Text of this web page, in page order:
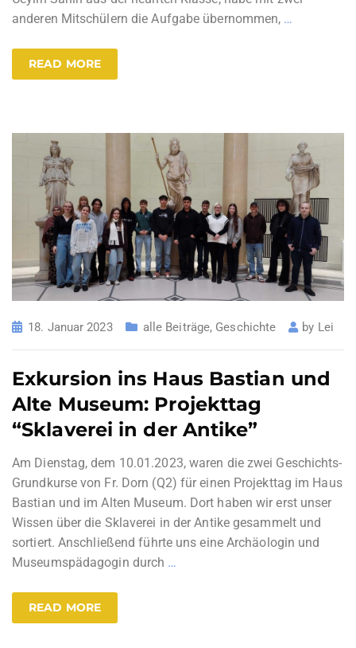
anderen Mitschülern die Aufgabe übernommen, …
READ MORE
18. Januar 2023 alle Beiträge, Geschichte by Lei
Exkursion ins Haus Bastian und
Alte Museum: Projekttag
“Sklaverei in der Antike”
Am Dienstag, dem 10.01.2023, waren die zwei Geschichts-
Grundkurse von Fr. Dorn (Q2) für einen Projekttag im Haus
Bastian und im Alten Museum. Dort haben wir erst unser
Wissen über die Sklaverei in der Antike gesammelt und
sortiert. Anschließend führte uns eine Archäologin und
Museumspädagogin durch …
READ MORE